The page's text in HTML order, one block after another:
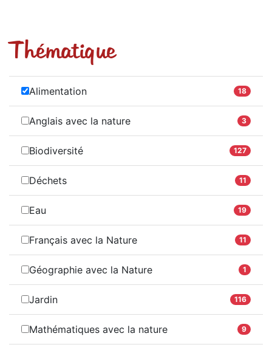
Thématique
Alimentation 18
Anglais avec la nature 3
Biodiversité 127
Déchets 11
Eau 19
Français avec la Nature 11
Géographie avec la Nature 1
Jardin 116
Mathématiques avec la nature 9